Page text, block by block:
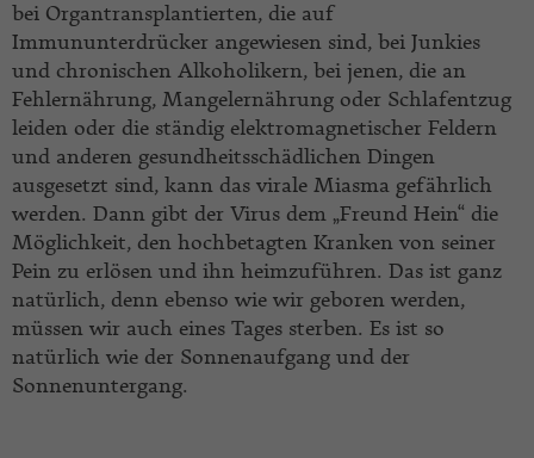
bei Organtransplantierten, die auf
Immununterdrücker angewiesen sind, bei Junkies
und chronischen Alkoholikern, bei jenen, die an
Fehlernährung, Mangelernährung oder Schlafentzug
leiden oder die ständig elektromagnetischer Feldern
und anderen gesundheitsschädlichen Dingen
ausgesetzt sind, kann das virale Miasma gefährlich
werden. Dann gibt der Virus dem „Freund Hein“ die
Möglichkeit, den hochbetagten Kranken von seiner
Pein zu erlösen und ihn heimzuführen. Das ist ganz
natürlich, denn ebenso wie wir geboren werden,
müssen wir auch eines Tages sterben. Es ist so
natürlich wie der Sonnenaufgang und der
Sonnenuntergang.